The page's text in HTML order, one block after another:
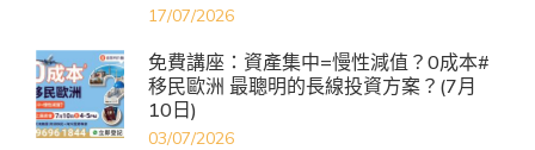
17/07/2026
免費講座：資產集中=慢性減值？0成本#
移民歐洲 最聰明的長線投資方案？(7月
10日)
03/07/2026